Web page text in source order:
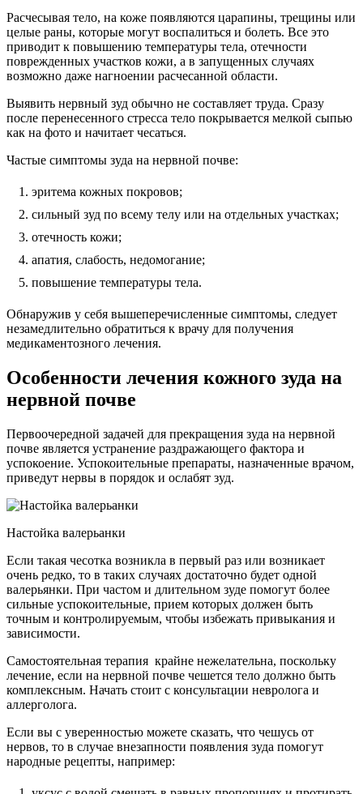
Расчесывая тело, на коже появляются царапины, трещины или
целые раны, которые могут воспалиться и болеть. Все это
приводит к повышению температуры тела, отечности
поврежденных участков кожи, а в запущенных случаях
возможно даже нагноении расчесанной области.
Выявить нервный зуд обычно не составляет труда. Сразу
после перенесенного стресса тело покрывается мелкой сыпью
как на фото и начитает чесаться.
Частые симптомы зуда на нервной почве:
эритема кожных покровов;
сильный зуд по всему телу или на отдельных участках;
отечность кожи;
апатия, слабость, недомогание;
повышение температуры тела.
Обнаружив у себя вышеперечисленные симптомы, следует
незамедлительно обратиться к врачу для получения
медикаментозного лечения.
Особенности лечения кожного зуда на
нервной почве
Первоочередной задачей для прекращения зуда на нервной
почве является устранение раздражающего фактора и
успокоение. Успокоительные препараты, назначенные врачом,
приведут нервы в порядок и ослабят зуд.
Настойка валерьанки
Если такая чесотка возникла в первый раз или возникает
очень редко, то в таких случаях достаточно будет одной
валерьянки. При частом и длительном зуде помогут более
сильные успокоительные, прием которых должен быть
точным и контролируемым, чтобы избежать привыкания и
зависимости.
Самостоятельная терапия крайне нежелательна, поскольку
лечение, если на нервной почве чешется тело должно быть
комплексным. Начать стоит с консультации невролога и
аллерголога.
Если вы с уверенностью можете сказать, что чешусь от
нервов, то в случае внезапности появления зуда помогут
народные рецепты, например: